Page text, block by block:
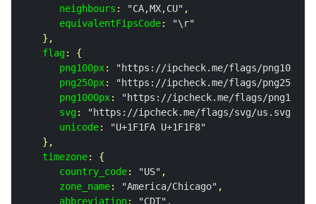
neighbours : "CA,MX,CU" ,
equivalentFipsCode:
"\r"
   },
flag: {
png100px:
"https://ipcheck.me/flags/png100px/
png250px:
"https://ipcheck.me/flags/png250px/
png1000px:
"https://ipcheck.me/flags/
svg: "https://ipcheck.me/flags/svg/us.svg"
unicode:
"U+1F1FA U+1F1F8"
   },
timezone: {
country_code: "US" ,
zone_name: "America/Chicago" ,
abbreviation: "CDT" ,